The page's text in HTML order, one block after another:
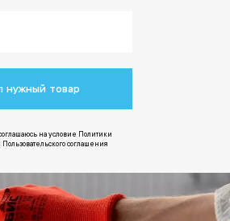
нужный товар
на условие Политики
соглашения